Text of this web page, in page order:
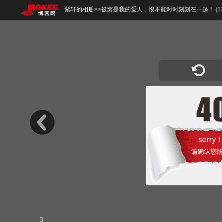
紫轩的相册>>被窝是我的爱人，恨不能时时刻刻在一起！ (
3